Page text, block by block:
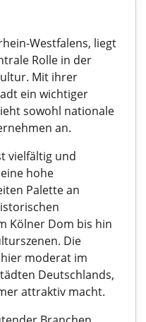
Westfalens, liegt
Rolle in der
Mit ihrer
ein wichtiger
sowohl nationale
an.
vielfältig und
hohe
Palette an
Kölner Dom bis hin
Die
moderat im
Deutschlands,
attraktiv macht.